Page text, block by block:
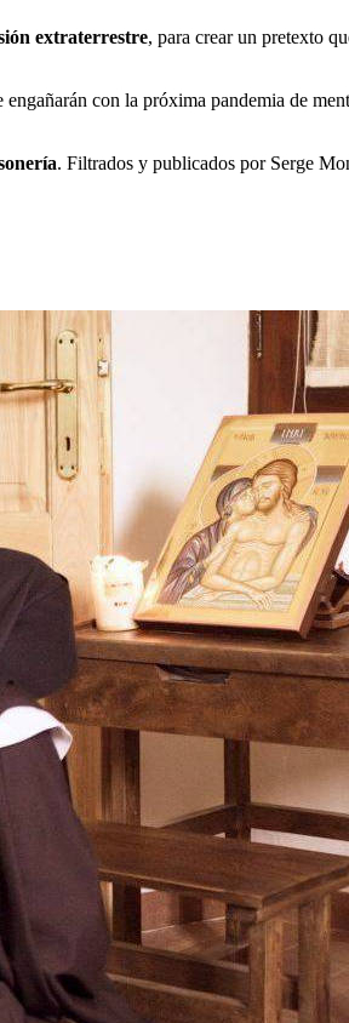
extraterrestre, para crear un pretexto
con la próxima pandemia de
. Filtrados y publicados por Serge